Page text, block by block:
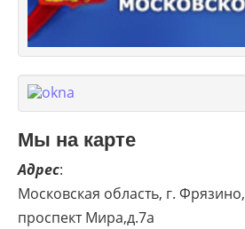
Мы на карте
Адрес:
Московская область, г. Фрязино,
проспект Мира,д.7а